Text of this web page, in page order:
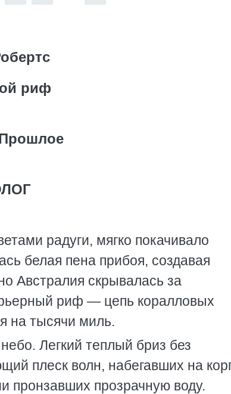
риф
радуги, мягко покачивало
белая пена прибоя, создавая
Австралия скрывалась за
риф — цепь коралловых
на тысячи миль.
Легкий теплый бриз без
плеск волн, набегавших на
пронзавших прозрачную воду.